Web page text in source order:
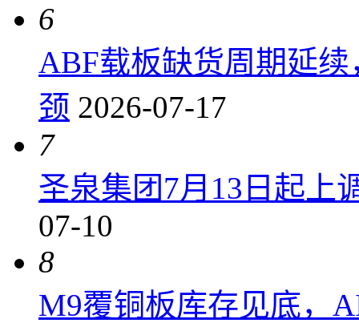
6
ABF载板缺货周期延
颈 2026-07-17
7
圣泉集团7月13日起上
07-10
8
M9覆铜板库存见底，